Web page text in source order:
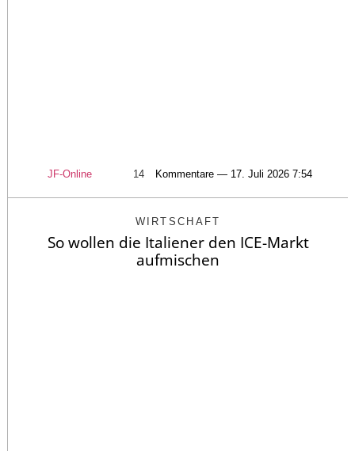
JF-Online 14 Kommentare — 17. Juli 2026 7:54
WIRTSCHAFT
So wollen die Italiener den ICE-Markt
aufmischen